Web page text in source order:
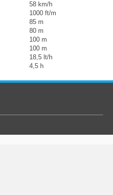
58 km/h
1000 ft/m
85 m
80 m
100 m
100 m
18,5 lt/h
4,5 h